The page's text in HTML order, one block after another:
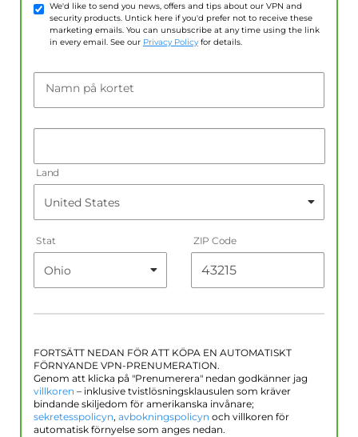
We'd like to send you news, offers and tips about our VPN and
security products. Untick here if you'd prefer not to receive these
marketing emails. You can unsubscribe at any time using the link
in every email. See our Privacy Policy for details.
Namn på kortet
Land
Stat ZIP Code
FORTSÄTT NEDAN FÖR ATT KÖPA EN AUTOMATISKT
FÖRNYANDE VPN-PRENUMERATION.
Genom att klicka på "Prenumerera" nedan godkänner jag
villkoren – inklusive tvistlösningsklausulen som kräver
bindande skiljedom för amerikanska invånare;
sekretesspolicyn, avbokningspolicyn och villkoren för
automatisk förnyelse som anges nedan.